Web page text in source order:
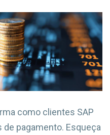
como clientes SAP
pagamento. Esqueça